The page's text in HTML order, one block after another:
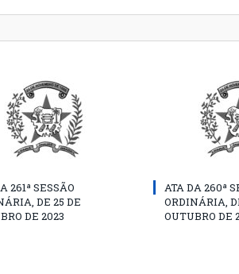
261ª SESSÃO
DE 25 DE
DE 2023
ATA DA 260ª
ORDINÁRIA,
OUTUBRO DE